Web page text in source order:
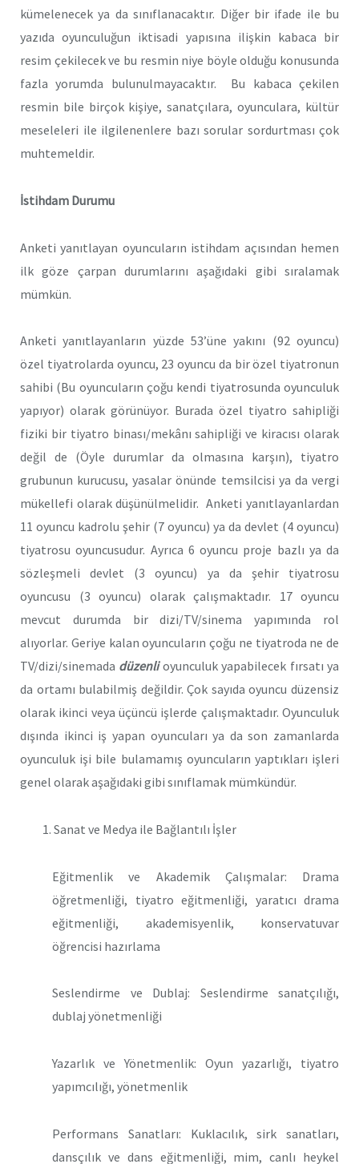
kümelenecek ya da sınıflanacaktır. Diğer bir ifade ile bu
yazıda oyunculuğun iktisadi yapısına ilişkin kabaca bir
resim çekilecek ve bu resmin niye böyle olduğu konusunda
fazla yorumda bulunulmayacaktır. Bu kabaca çekilen
resmin bile birçok kişiye, sanatçılara, oyunculara, kültür
meseleleri ile ilgilenenlere bazı sorular sordurtması çok
muhtemeldir.
İstihdam Durumu
Anketi yanıtlayan oyuncuların istihdam açısından hemen
ilk göze çarpan durumlarını aşağıdaki gibi sıralamak
mümkün.
Anketi yanıtlayanların yüzde 53’üne yakını (92 oyuncu)
özel tiyatrolarda oyuncu, 23 oyuncu da bir özel tiyatronun
sahibi (Bu oyuncuların çoğu kendi tiyatrosunda oyunculuk
yapıyor) olarak görünüyor. Burada özel tiyatro sahipliği
fiziki bir tiyatro binası/mekânı sahipliği ve kiracısı olarak
değil de (Öyle durumlar da olmasına karşın), tiyatro
grubunun kurucusu, yasalar önünde temsilcisi ya da vergi
mükellefi olarak düşünülmelidir. Anketi yanıtlayanlardan
11 oyuncu kadrolu şehir (7 oyuncu) ya da devlet (4 oyuncu)
tiyatrosu oyuncusudur. Ayrıca 6 oyuncu proje bazlı ya da
sözleşmeli devlet (3 oyuncu) ya da şehir tiyatrosu
oyuncusu (3 oyuncu) olarak çalışmaktadır. 17 oyuncu
mevcut durumda bir dizi/TV/sinema yapımında rol
alıyorlar. Geriye kalan oyuncuların çoğu ne tiyatroda ne de
TV/dizi/sinemada düzenlioyunculuk yapabilecek fırsatı ya
da ortamı bulabilmiş değildir. Çok sayıda oyuncu düzensiz
olarak ikinci veya üçüncü işlerde çalışmaktadır. Oyunculuk
dışında ikinci iş yapan oyuncuları ya da son zamanlarda
oyunculuk işi bile bulamamış oyuncuların yaptıkları işleri
genel olarak aşağıdaki gibi sınıflamak mümkündür.
Sanat ve Medya ile Bağlantılı İşler
Eğitmenlik ve Akademik Çalışmalar: Drama
öğretmenliği, tiyatro eğitmenliği, yaratıcı drama
eğitmenliği, akademisyenlik, konservatuvar
öğrencisi hazırlama
Seslendirme ve Dublaj: Seslendirme sanatçılığı,
dublaj yönetmenliği
Yazarlık ve Yönetmenlik: Oyun yazarlığı, tiyatro
yapımcılığı, yönetmenlik
Performans Sanatları: Kuklacılık, sirk sanatları,
dansçılık ve dans eğitmenliği, mim, canlı heykel